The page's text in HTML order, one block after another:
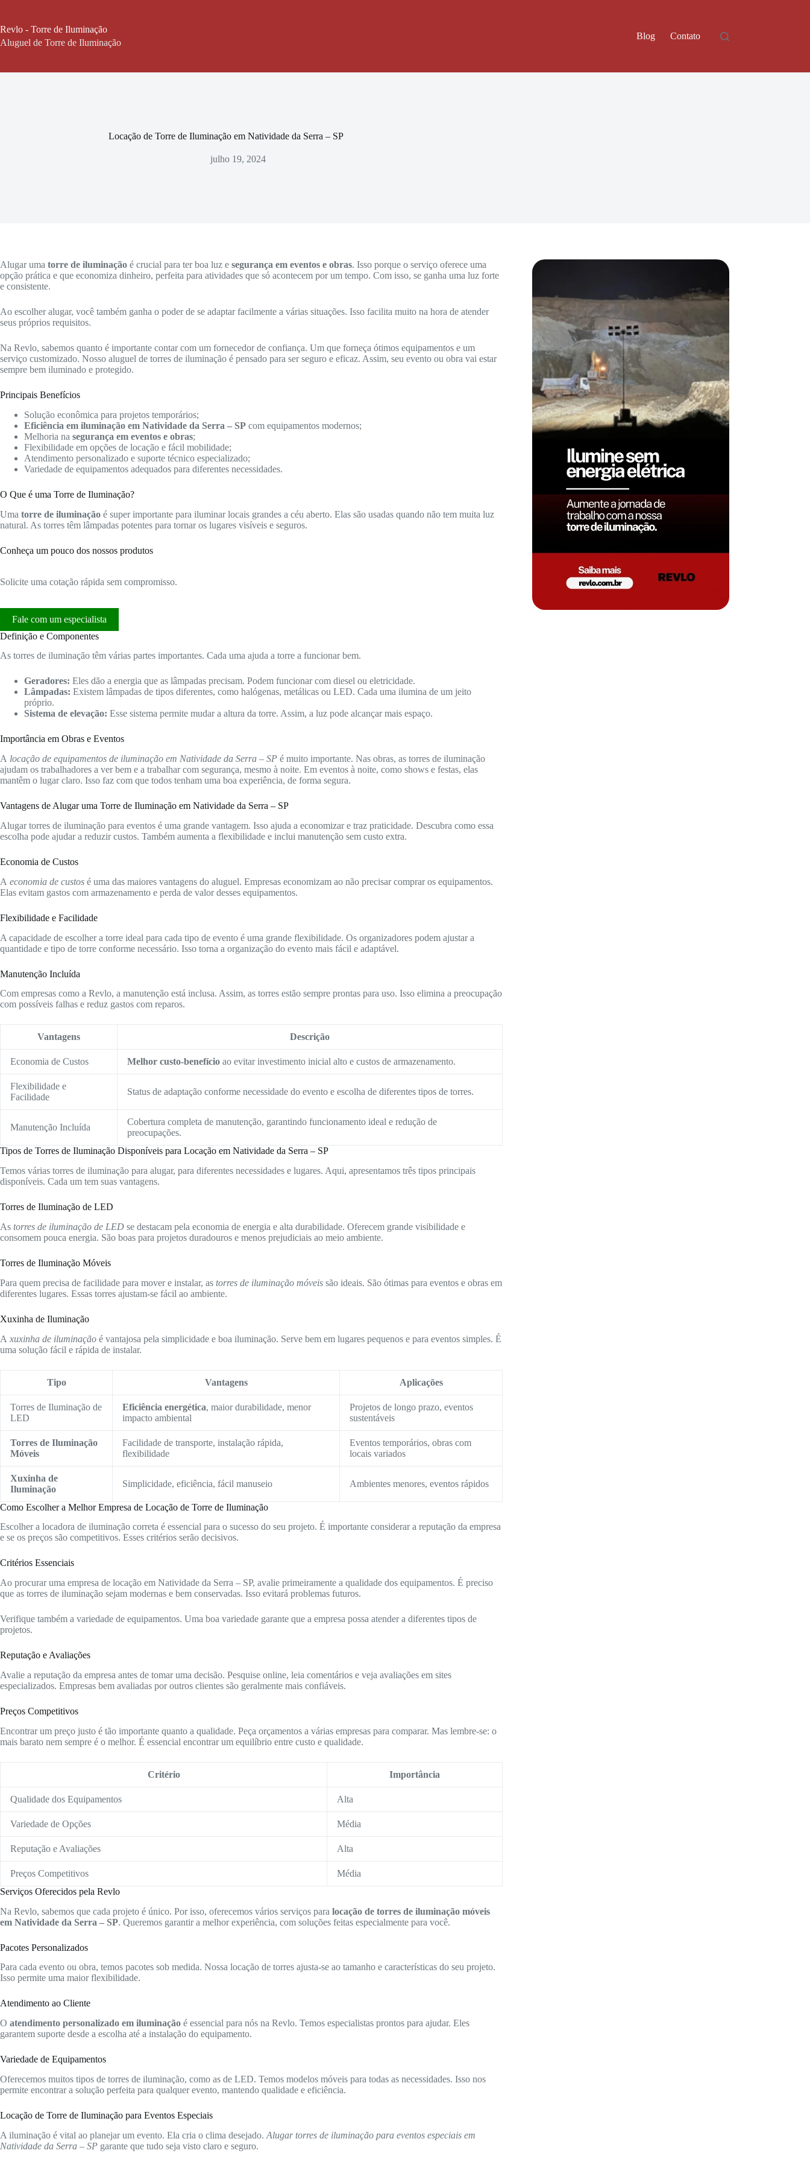
o
conteúdo
Revlo - Torre de Iluminação
Aluguel de Torre de Iluminação
Blog Contato
Locação de Torre de Iluminação em Natividade da Serra – SP
julho 19, 2024
Alugar uma torre de iluminação é crucial para ter boa luz e segurança em eventos e obras. Isso porque o serviço oferece uma
opção prática e que economiza dinheiro, perfeita para atividades que só acontecem por um tempo. Com isso, se ganha uma luz forte
e consistente.
Ao escolher alugar, você também ganha o poder de se adaptar facilmente a várias situações. Isso facilita muito na hora de atender
seus próprios requisitos.
Na Revlo, sabemos quanto é importante contar com um fornecedor de confiança. Um que forneça ótimos equipamentos e um
serviço customizado. Nosso aluguel de torres de iluminação é pensado para ser seguro e eficaz. Assim, seu evento ou obra vai estar
sempre bem iluminado e protegido.
Principais Benefícios
Solução econômica para projetos temporários;
Eficiência em iluminação em Natividade da Serra – SP com equipamentos modernos;
Melhoria na segurança em eventos e obras;
Flexibilidade em opções de locação e fácil mobilidade;
Atendimento personalizado e suporte técnico especializado;
Variedade de equipamentos adequados para diferentes necessidades.
O Que é uma Torre de Iluminação?
Uma torre de iluminação é super importante para iluminar locais grandes a céu aberto. Elas são usadas quando não tem muita luz
natural. As torres têm lâmpadas potentes para tornar os lugares visíveis e seguros.
Conheça um pouco dos nossos produtos
Solicite uma cotação rápida sem compromisso.
Fale com um especialista
Definição e Componentes
As torres de iluminação têm várias partes importantes. Cada uma ajuda a torre a funcionar bem.
Geradores: Eles dão a energia que as lâmpadas precisam. Podem funcionar com diesel ou eletricidade.
Lâmpadas: Existem lâmpadas de tipos diferentes, como halógenas, metálicas ou LED. Cada uma ilumina de um jeito
próprio.
Sistema de elevação: Esse sistema permite mudar a altura da torre. Assim, a luz pode alcançar mais espaço.
Importância em Obras e Eventos
A locação de equipamentos de iluminação em Natividade da Serra – SP é muito importante. Nas obras, as torres de iluminação
ajudam os trabalhadores a ver bem e a trabalhar com segurança, mesmo à noite. Em eventos à noite, como shows e festas, elas
mantêm o lugar claro. Isso faz com que todos tenham uma boa experiência, de forma segura.
Vantagens de Alugar uma Torre de Iluminação em Natividade da Serra – SP
Alugar torres de iluminação para eventos é uma grande vantagem. Isso ajuda a economizar e traz praticidade. Descubra como essa
escolha pode ajudar a reduzir custos. Também aumenta a flexibilidade e inclui manutenção sem custo extra.
Economia de Custos
A economia de custos é uma das maiores vantagens do aluguel. Empresas economizam ao não precisar comprar os equipamentos.
Elas evitam gastos com armazenamento e perda de valor desses equipamentos.
Flexibilidade e Facilidade
A capacidade de escolher a torre ideal para cada tipo de evento é uma grande flexibilidade. Os organizadores podem ajustar a
quantidade e tipo de torre conforme necessário. Isso torna a organização do evento mais fácil e adaptável.
Manutenção Incluída
Com empresas como a Revlo, a manutenção está inclusa. Assim, as torres estão sempre prontas para uso. Isso elimina a preocupação
com possíveis falhas e reduz gastos com reparos.
Vantagens Descrição
Economia de Custos Melhor custo-benefício ao evitar investimento inicial alto e custos de armazenamento.
Flexibilidade e
Facilidade
Status de adaptação conforme necessidade do evento e escolha de diferentes tipos de torres.
Manutenção Incluída
Cobertura completa de manutenção, garantindo funcionamento ideal e redução de
preocupações.
Tipos de Torres de Iluminação Disponíveis para Locação em Natividade da Serra – SP
Temos várias torres de iluminação para alugar, para diferentes necessidades e lugares. Aqui, apresentamos três tipos principais
disponíveis. Cada um tem suas vantagens.
Torres de Iluminação de LED
As torres de iluminação de LED se destacam pela economia de energia e alta durabilidade. Oferecem grande visibilidade e
consomem pouca energia. São boas para projetos duradouros e menos prejudiciais ao meio ambiente.
Torres de Iluminação Móveis
Para quem precisa de facilidade para mover e instalar, as torres de iluminação móveis são ideais. São ótimas para eventos e obras em
diferentes lugares. Essas torres ajustam-se fácil ao ambiente.
Xuxinha de Iluminação
A xuxinha de iluminação é vantajosa pela simplicidade e boa iluminação. Serve bem em lugares pequenos e para eventos simples. É
uma solução fácil e rápida de instalar.
Tipo Vantagens Aplicações
Torres de Iluminação de
LED
Eficiência energética, maior durabilidade, menor
impacto ambiental
Projetos de longo prazo, eventos
sustentáveis
Torres de Iluminação
Móveis
Facilidade de transporte, instalação rápida,
flexibilidade
Eventos temporários, obras com
locais variados
Xuxinha de
Iluminação
Simplicidade, eficiência, fácil manuseio Ambientes menores, eventos rápidos
Como Escolher a Melhor Empresa de Locação de Torre de Iluminação
Escolher a locadora de iluminação correta é essencial para o sucesso do seu projeto. É importante considerar a reputação da empresa
e se os preços são competitivos. Esses critérios serão decisivos.
Critérios Essenciais
Ao procurar uma empresa de locação em Natividade da Serra – SP, avalie primeiramente a qualidade dos equipamentos. É preciso
que as torres de iluminação sejam modernas e bem conservadas. Isso evitará problemas futuros.
Verifique também a variedade de equipamentos. Uma boa variedade garante que a empresa possa atender a diferentes tipos de
projetos.
Reputação e Avaliações
Avalie a reputação da empresa antes de tomar uma decisão. Pesquise online, leia comentários e veja avaliações em sites
especializados. Empresas bem avaliadas por outros clientes são geralmente mais confiáveis.
Preços Competitivos
Encontrar um preço justo é tão importante quanto a qualidade. Peça orçamentos a várias empresas para comparar. Mas lembre-se: o
mais barato nem sempre é o melhor. É essencial encontrar um equilíbrio entre custo e qualidade.
Critério Importância
Qualidade dos Equipamentos Alta
Variedade de Opções Média
Reputação e Avaliações Alta
Preços Competitivos
Média
Serviços Oferecidos pela Revlo
Na Revlo, sabemos que cada projeto é único. Por isso, oferecemos vários serviços para locação de torres de iluminação móveis
em Natividade da Serra – SP. Queremos garantir a melhor experiência, com soluções feitas especialmente para você.
Pacotes Personalizados
Para cada evento ou obra, temos pacotes sob medida. Nossa locação de torres ajusta-se ao tamanho e características do seu projeto.
Isso permite uma maior flexibilidade.
Atendimento ao Cliente
O atendimento personalizado em iluminação é essencial para nós na Revlo. Temos especialistas prontos para ajudar. Eles
garantem suporte desde a escolha até a instalação do equipamento.
Variedade de Equipamentos
Oferecemos muitos tipos de torres de iluminação, como as de LED. Temos modelos móveis para todas as necessidades. Isso nos
permite encontrar a solução perfeita para qualquer evento, mantendo qualidade e eficiência.
Locação de Torre de Iluminação para Eventos Especiais
A iluminação é vital ao planejar um evento. Ela cria o clima desejado. Alugar torres de iluminação para eventos especiais em
Natividade da Serra – SP garante que tudo seja visto claro e seguro.